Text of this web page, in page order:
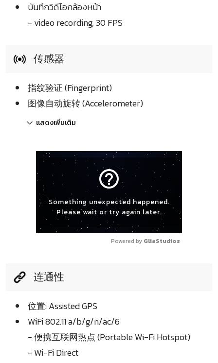
บันทึกวิดีโอกล้องหน้า
- video recording, 30 FPS
传感器
指纹验证 (Fingerprint)
图像自动旋转 (Accelerometer)
แสดงเพิ่มเติม
help_outline
Something unexpected happened.
Please wait or try again later.
Powered by GliaStudios
连通性
位置: Assisted GPS
WiFi 802.11 a/b/g/n/ac/6
- 便携互联网热点 (Portable Wi-Fi Hotspot)
- Wi-Fi Direct